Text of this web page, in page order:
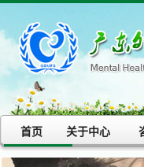
首页 关于中心